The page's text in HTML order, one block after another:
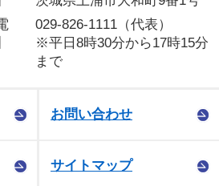
029-826-1111（代表）
※平日8時30分から17時15分
まで
お問い合わせ
サイトマップ